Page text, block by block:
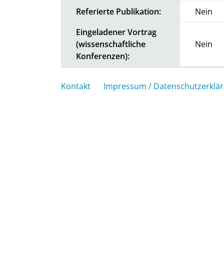
Referierte Publikation:
Nein
Eingeladener Vortrag
(wissenschaftliche
Konferenzen):
Nein
Kontakt Impressum /